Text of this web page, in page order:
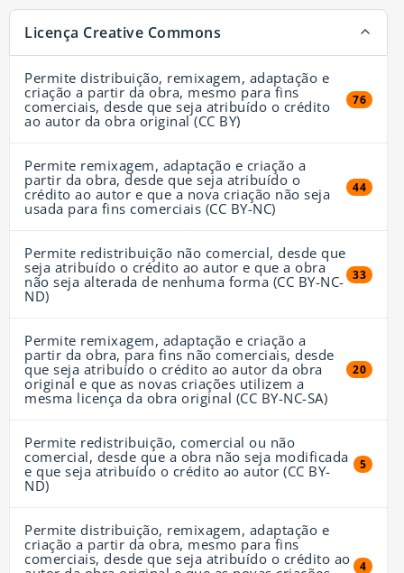
Licença Creative Commons
Permite distribuição, remixagem, adaptação e
criação a partir da obra, mesmo para fins
comerciais, desde que seja atribuído o crédito
ao autor da obra original (CC BY)
76
76
Permite remixagem, adaptação e criação a
partir da obra, desde que seja atribuído o
crédito ao autor e que a nova criação não seja
usada para fins comerciais (CC BY-NC)
44
44
Permite redistribuição não comercial, desde que
seja atribuído o crédito ao autor e que a obra
não seja alterada de nenhuma forma (CC BY-NC-
ND)
33
33
Permite remixagem, adaptação e criação a
partir da obra, para fins não comerciais, desde
que seja atribuído o crédito ao autor da obra
original e que as novas criações utilizem a
mesma licença da obra original (CC BY-NC-SA)
20
20
Permite redistribuição, comercial ou não
comercial, desde que a obra não seja modificada
e que seja atribuído o crédito ao autor (CC BY-
ND)
5
5
Permite distribuição, remixagem, adaptação e
criação a partir da obra, mesmo para fins
comerciais, desde que seja atribuído o crédito ao
4
4